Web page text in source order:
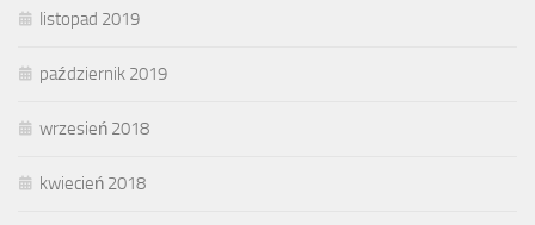
listopad 2019
październik 2019
wrzesień 2018
kwiecień 2018